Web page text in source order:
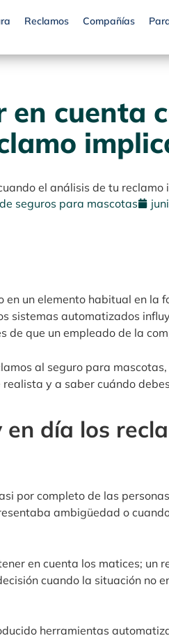
Reclamos Compañías
en cuenta
el análisis de tu reclamo
seguros para mascotas
un elemento habitual en la
sistemas automatizados
de que un empleado de la
al seguro para
y a saber cuándo
en día los
por completo de las
ambigüedad o
en cuenta los matices; un
cuando la situación no
herramientas